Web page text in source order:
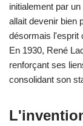
initialement par
allait devenir bien
désormais l'esprit
En 1930, René
renforçant ses
consolidant son